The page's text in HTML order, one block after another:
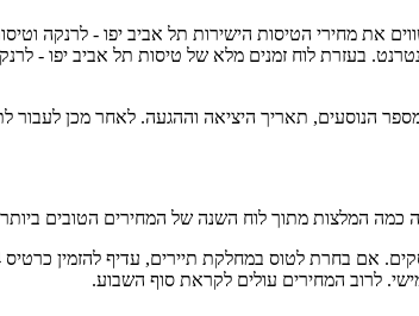
בעזרת לוח זמנים מלא של טיסות תל אביב יפו -
הנוסעים, תאריך היציאה וההגעה. לאחר מכן
כמה המלצות מתוך לוח השנה של המחירים הטובים
במחלקת תיירים, עדיף להזמין כרטיס 2-4 חודשים לפני הטיסה.